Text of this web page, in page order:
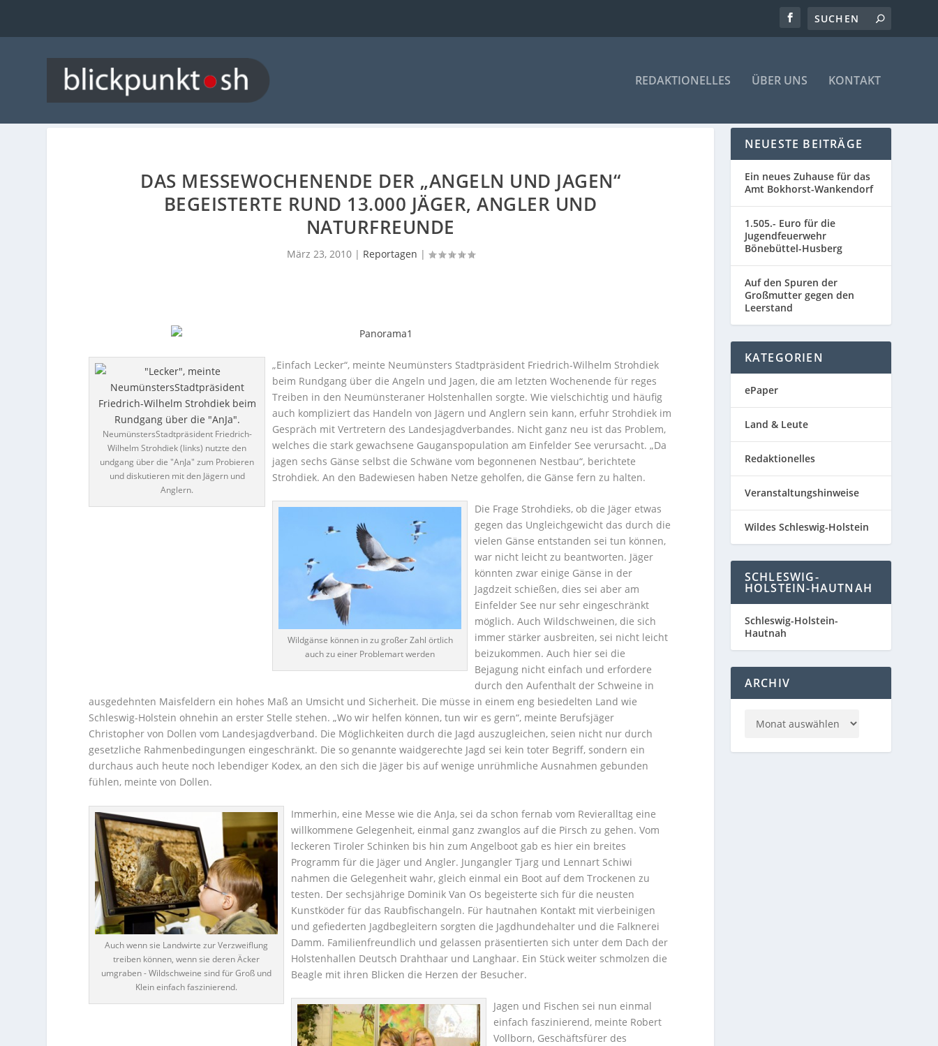
REDAKTIONELLES ÜBER UNS KONTAKT
DAS MESSEWOCHENENDE DER „ANGELN UND JAGEN“
BEGEISTERTE RUND 13.000 JÄGER, ANGLER UND
NATURFREUNDE
März 23, 2010| Reportagen |
NeumünstersStadtpräsident Friedrich-
Wilhelm Strohdiek (links) nutzte den
undgang über die "AnJa" zum Probieren
und diskutieren mit den Jägern und
Anglern.
„Einfach Lecker“, meinte Neumünsters Stadtpräsident Friedrich-Wilhelm Strohdiek
beim Rundgang über die Angeln und Jagen, die am letzten Wochenende für reges
Treiben in den Neumünsteraner Holstenhallen sorgte. Wie vielschichtig und häufig
auch kompliziert das Handeln von Jägern und Anglern sein kann, erfuhr Strohdiek im
Gespräch mit Vertretern des Landesjagdverbandes. Nicht ganz neu ist das Problem,
welches die stark gewachsene Gauganspopulation am Einfelder See verursacht. „Da
jagen sechs Gänse selbst die Schwäne vom begonnenen Nestbau“, berichtete
Strohdiek. An den Badewiesen haben Netze geholfen, die Gänse fern zu halten.
Wildgänse können in zu großer Zahl örtlich
auch zu einer Problemart werden
Die Frage Strohdieks, ob die Jäger etwas
gegen das Ungleichgewicht das durch die
vielen Gänse entstanden sei tun können,
war nicht leicht zu beantworten. Jäger
könnten zwar einige Gänse in der
Jagdzeit schießen, dies sei aber am
Einfelder See nur sehr eingeschränkt
möglich. Auch Wildschweinen, die sich
immer stärker ausbreiten, sei nicht leicht
beizukommen. Auch hier sei die
Bejagung nicht einfach und erfordere
durch den Aufenthalt der Schweine in
ausgedehnten Maisfeldern ein hohes Maß an Umsicht und Sicherheit. Die müsse in einem eng besiedelten Land wie
Schleswig-Holstein ohnehin an erster Stelle stehen. „Wo wir helfen können, tun wir es gern“, meinte Berufsjäger
Christopher von Dollen vom Landesjagdverband. Die Möglichkeiten durch die Jagd auszugleichen, seien nicht nur durch
gesetzliche Rahmenbedingungen eingeschränkt. Die so genannte waidgerechte Jagd sei kein toter Begriff, sondern ein
durchaus auch heute noch lebendiger Kodex, an den sich die Jäger bis auf wenige unrühmliche Ausnahmen gebunden
fühlen, meinte von Dollen.
Auch wenn sie Landwirte zur Verzweiflung
treiben können, wenn sie deren Äcker
umgraben - Wildschweine sind für Groß und
Klein einfach faszinierend.
Immerhin, eine Messe wie die AnJa, sei da schon fernab vom Revieralltag eine
willkommene Gelegenheit, einmal ganz zwanglos auf die Pirsch zu gehen. Vom
leckeren Tiroler Schinken bis hin zum Angelboot gab es hier ein breites
Programm für die Jäger und Angler. Jungangler Tjarg und Lennart Schiwi
nahmen die Gelegenheit wahr, gleich einmal ein Boot auf dem Trockenen zu
testen. Der sechsjährige Dominik Van Os begeisterte sich für die neusten
Kunstköder für das Raubfischangeln. Für hautnahen Kontakt mit vierbeinigen
und gefiederten Jagdbegleitern sorgten die Jagdhundehalter und die Falknerei
Damm. Familienfreundlich und gelassen präsentierten sich unter dem Dach der
Holstenhallen Deutsch Drahthaar und Langhaar. Ein Stück weiter schmolzen die
Beagle mit ihren Blicken die Herzen der Besucher.
Jagen und Fischen sei nun einmal
einfach faszinierend, meinte Robert
Vollborn, Geschäftsfürer des
NEUESTE BEITRÄGE
Ein neues Zuhause für das
Amt Bokhorst-Wankendorf
1.505.- Euro für die
Jugendfeuerwehr
Bönebüttel-Husberg
Auf den Spuren der
Großmutter gegen den
Leerstand
KATEGORIEN
ePaper
Land & Leute
Redaktionelles
Veranstaltungshinweise
Wildes Schleswig-Holstein
SCHLESWIG-
HOLSTEIN-HAUTNAH
Schleswig-Holstein-
Hautnah
ARCHIV